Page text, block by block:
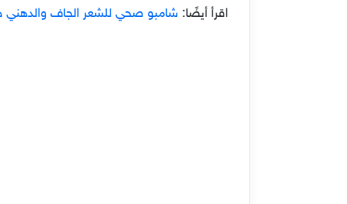
اقرأ أيضًا: شامبو صحي للشعر الجاف والدهني